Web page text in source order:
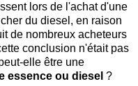
lors de l'achat d'une
du diesel, en raison
de nombreux acheteurs
conclusion n'était pas
elle être une
essence ou diesel ?